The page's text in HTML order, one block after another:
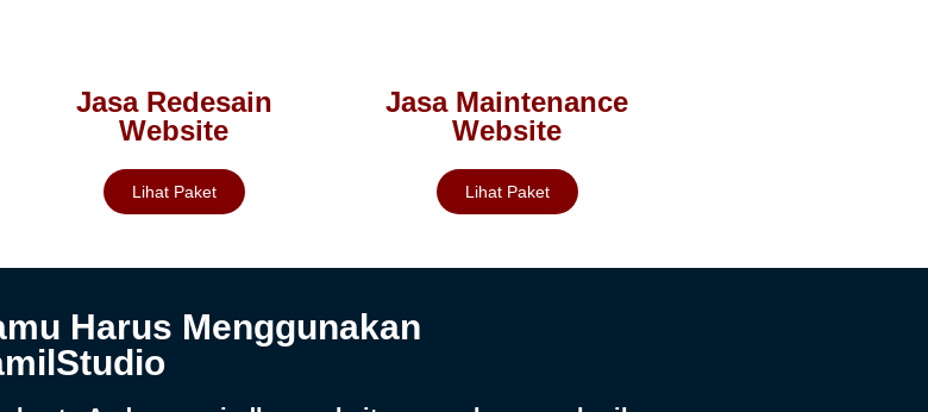
Jasa Redesain
Website
Lihat Paket
Jasa Maintenance
Website
Lihat Paket
Harus Menggunakan